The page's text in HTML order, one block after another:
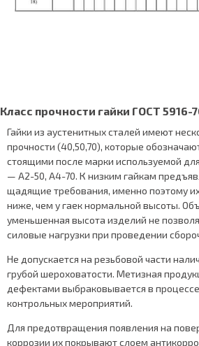
Класс прочности гайки ГОСТ 5916-
Гайки из аустенитных сталей имеют
прочности (40,50,70), которые
стоящими после марки используемой
— А2-50, А4-70. К низким гайкам
щадящие требования, именно поэтому
ниже, чем у гаек нормальной высоты.
уменьшенная высота изделий не
силовые нагрузки при проведении
Не допускается на резьбовой части
грубой шероховатости. Метизная
дефектами выбраковывается в
контрольных мероприятий.
Для предотвращения появления на
коррозии их покрывают слоем